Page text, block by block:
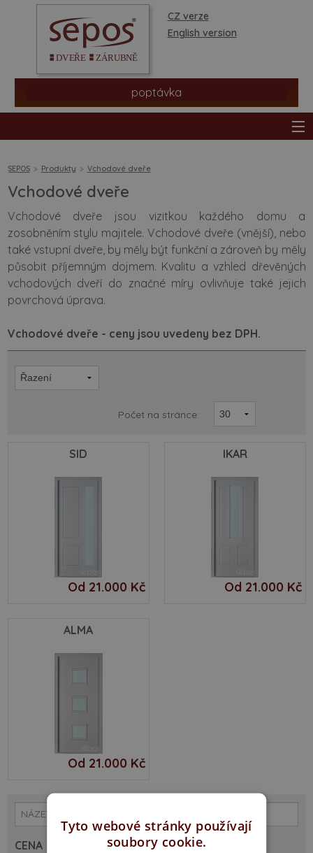
CZ verze
English version
poptávka
prodejní síť
informace a rady
SEPOS Produkty Vchodové dveře
Vchodové dveře
Vchodové dveře jsou vizitkou každého domu a
zosobněním stylu majitele. Vchodové dveře (vnější), nebo
také vstupní dveře, by měly být funkční a zároveň by měly
působit příjemným dojmem. Kvalitu a vzhled dřevěných
vchodových dveří do značné míry ovlivňuje také jejich
povrchová úprava.
Vchodové dveře - ceny jsou uvedeny bez DPH.
Počet na stránce:
SID
Od 21.000 Kč
IKAR
Od 21.000 Kč
ALMA
Od 21.000 Kč
CENA
Tyto webové stránky používají
soubory cookie.